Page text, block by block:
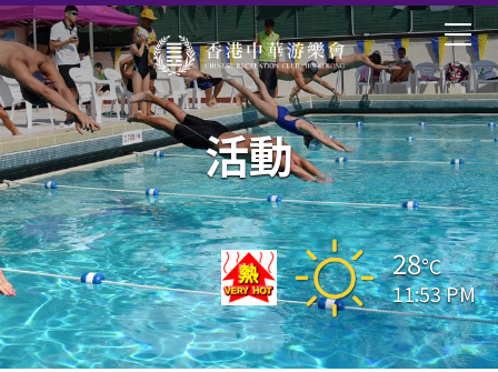
28°C
11:53 PM
活動